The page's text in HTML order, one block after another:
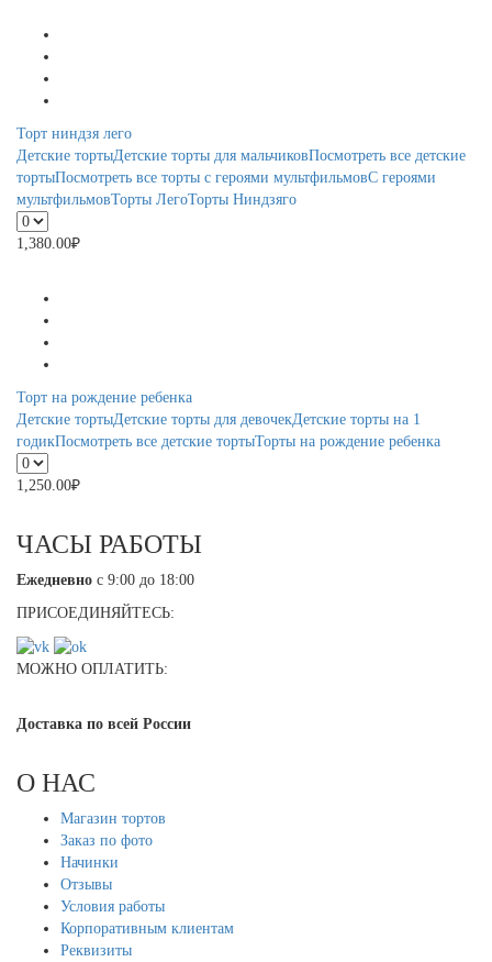
Торт ниндзя лего
Детские тортыДетские торты для мальчиковПосмотреть все детские
тортыПосмотреть все торты с героями мультфильмовС героями
мультфильмовТорты ЛегоТорты Ниндзяго
1,380.00₽
Торт на рождение ребенка
Детские тортыДетские торты для девочекДетские торты на 1
годикПосмотреть все детские тортыТорты на рождение ребенка
1,250.00₽
ЧАСЫ РАБОТЫ
Ежедневно с 9:00 до 18:00
ПРИСОЕДИНЯЙТЕСЬ:
МОЖНО ОПЛАТИТЬ:
Доставка по всей России
О НАС
Магазин тортов
Заказ по фото
Начинки
Отзывы
Условия работы
Корпоративным клиентам
Реквизиты